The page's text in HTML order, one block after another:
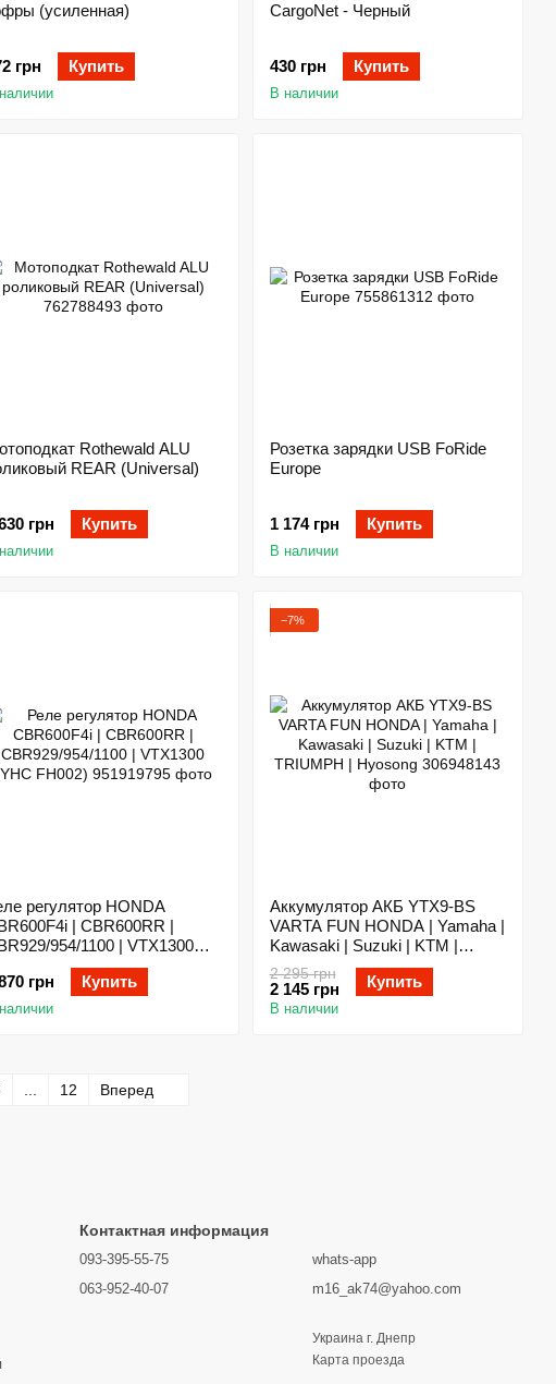
(усиленная)
грн Купить
CargoNet - Черный
430 грн Купить
В наличии
Rothewald ALU
REAR (Universal)
грн Купить
Розетка зарядки USB FoRide
Europe
1 174 грн Купить
В наличии
регулятор HONDA
| CBR600RR |
954/1100 | VTX1300
FH002)
грн
Купить
−7%
Аккумулятор АКБ YTX9-BS
VARTA FUN HONDA | Yamaha |
Kawasaki | Suzuki | KTM |
TRIUMPH | Hyosong
2 295 грн
2 145 грн Купить
В наличии
12 Вперед
Контактная информация
093-395-55-75
063-952-40-07
whats-app
m16_ak74@yahoo.com
Украина г. Днепр
Карта проезда